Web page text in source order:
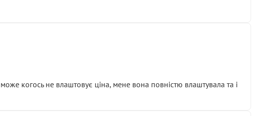
когось не влаштовує ціна, мене вона повністю влаштувала та і